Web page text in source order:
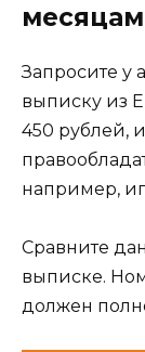
месяцам
Запросите у
выписку из
450 рублей,
например,
Сравните
выписке.
должен